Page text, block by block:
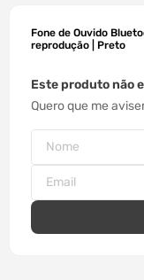
Fone de Ouvido
reprodução | Preto
Este produto não
Quero que me